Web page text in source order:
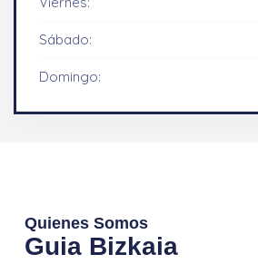
Sábado:
Domingo:
Quienes Somos
Guia Bizkaia